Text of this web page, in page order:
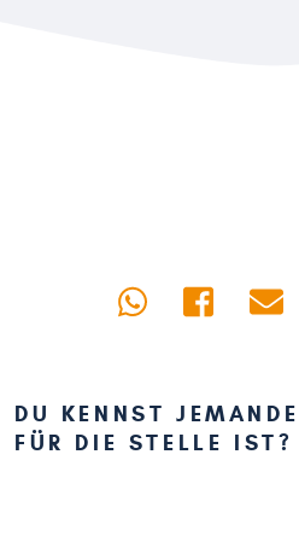
DU KENNST
FÜR DIE STELLE IST?